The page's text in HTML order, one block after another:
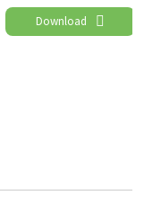
Download